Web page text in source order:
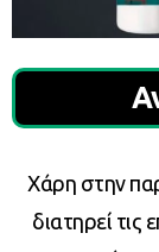
Χάρη στην
διατηρεί τις